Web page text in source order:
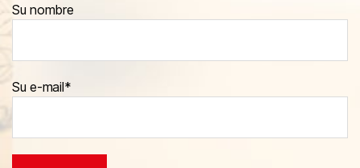
Su nombre
Su e-mail*